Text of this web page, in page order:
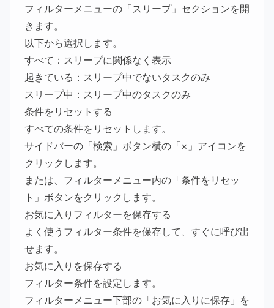
フィルターメニューの「スリープ」セクションを開
きます。
以下から選択します。
すべて：スリープに関係なく表示
起きている：スリープ中でないタスクのみ
スリープ中：スリープ中のタスクのみ
条件をリセットする
すべての条件をリセットします。
サイドバーの「検索」ボタン横の「×」アイコンを
クリックします。
または、フィルターメニュー内の「条件をリセッ
ト」ボタンをクリックします。
お気に入りフィルターを保存する
よく使うフィルター条件を保存して、すぐに呼び出
せます。
お気に入りを保存する
フィルター条件を設定します。
フィルターメニュー下部の「お気に入りに保存」を